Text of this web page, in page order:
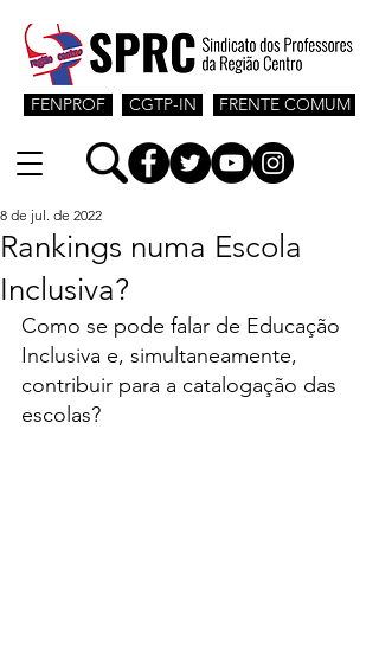
CGTP-IN
FENPROF FRENTE COMUM
Rankings numa Escola
Inclusiva?
8 de jul. de 2022
Como se pode falar de Educação
Inclusiva e, simultaneamente,
contribuir para a catalogação das
escolas?